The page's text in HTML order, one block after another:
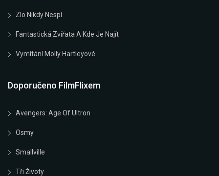
Zlo Nikdy Nespí
Fantastická Zvířata A Kde Je Najít
Vymítání Molly Hartleyové
Doporučeno FilmFlixem
Avengers: Age Of Ultron
Osmy
Smallville
Tři Životy